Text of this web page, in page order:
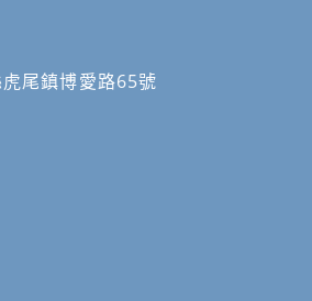
尾鎮博愛路65號